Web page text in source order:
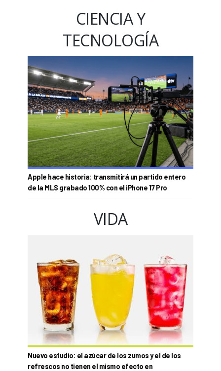
CIENCIA Y
TECNOLOGÍA
Apple hace historia: transmitirá un partido entero
de la MLS grabado 100% con el iPhone 17 Pro
VIDA
Nuevo estudio: el azúcar de los zumos y el de los
refrescos no tienen el mismo efecto en